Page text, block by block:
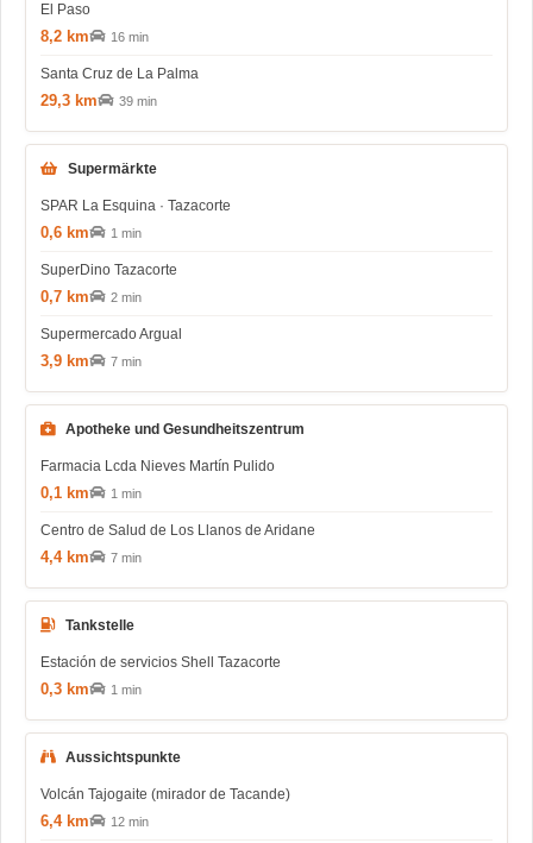
El Paso
8,2 km 16 min
Santa Cruz de La Palma
29,3 km 39 min
Supermärkte
SPAR La Esquina · Tazacorte
0,6 km 1 min
SuperDino Tazacorte
0,7 km 2 min
Supermercado Argual
3,9 km 7 min
Apotheke und Gesundheitszentrum
Farmacia Lcda Nieves Martín Pulido
0,1 km 1 min
Centro de Salud de Los Llanos de Aridane
4,4 km 7 min
Tankstelle
Estación de servicios Shell Tazacorte
0,3 km 1 min
Aussichtspunkte
Volcán Tajogaite (mirador de Tacande)
6,4 km 12 min